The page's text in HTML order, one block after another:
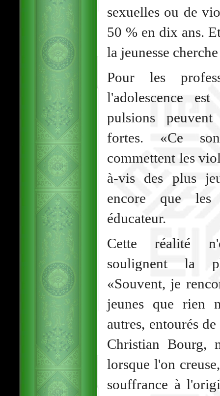
sexuelles ou de
50 % en dix ans.
la jeunesse
Pour les
l'adolescence
pulsions
fortes. «Ce
commettent les
à-vis des plus
encore que les
éducateur.
Cette réalité
soulignent la
«Souvent, je
jeunes que rien
autres, entourés
Christian Bourg,
lorsque l'on
souffrance à